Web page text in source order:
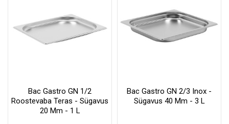
Bac Gastro GN 1/2
Roostevaba Teras - Sügavus
20 Mm - 1 L
Bac Gastro GN 2/3 Inox -
Sügavus 40 Mm - 3 L